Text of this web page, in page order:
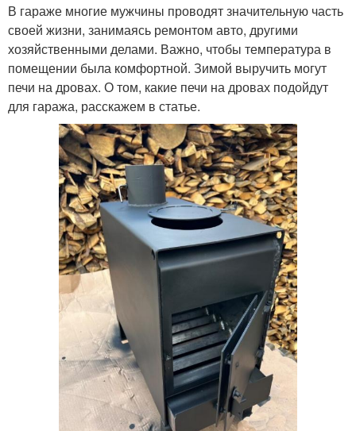
В гараже многие мужчины проводят значительную часть
своей жизни, занимаясь ремонтом авто, другими
хозяйственными делами. Важно, чтобы температура в
помещении была комфортной. Зимой выручить могут
печи на дровах. О том, какие печи на дровах подойдут
для гаража, расскажем в статье.